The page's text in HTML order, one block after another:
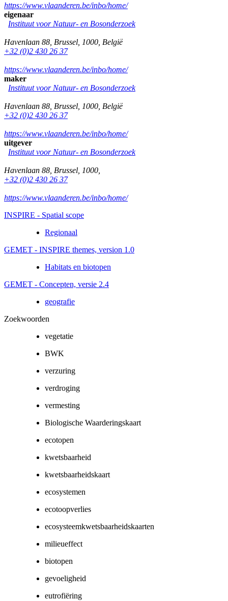
https://www.vlaanderen.be/inbo/home/
eigenaar
Instituut voor Natuur- en Bosonderzoek
Havenlaan 88 Brussel 1000 België
+32 (0)2 430 26 37
https://www.vlaanderen.be/inbo/home/
maker
Instituut voor Natuur- en Bosonderzoek
Havenlaan 88 Brussel 1000 België
+32 (0)2 430 26 37
https://www.vlaanderen.be/inbo/home/
uitgever
Instituut voor Natuur- en Bosonderzoek
Havenlaan 88 Brussel 1000
+32 (0)2 430 26 37
https://www.vlaanderen.be/inbo/home/
INSPIRE - Spatial scope
Regionaal
GEMET - INSPIRE themes, version 1.0
Habitats en biotopen
GEMET - Concepten, versie 2.4
geografie
Zoekwoorden
vegetatie
BWK
verzuring
verdroging
vermesting
Biologische Waarderingskaart
ecotopen
kwetsbaarheid
kwetsbaarheidskaart
ecosystemen
ecotoopverlies
ecosysteemkwetsbaarheidskaarten
milieueffect
biotopen
gevoeligheid
eutrofiëring